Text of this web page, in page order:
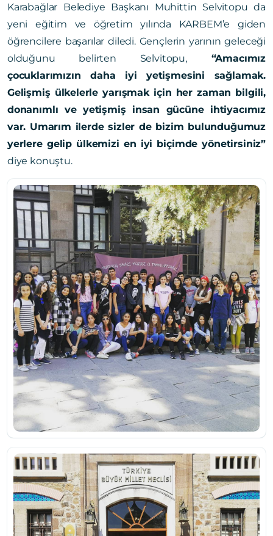
Karabağlar Belediye Başkanı Muhittin Selvitopu da
yeni eğitim ve öğretim yılında KARBEM’e giden
öğrencilere başarılar diledi. Gençlerin yarının geleceği
olduğunu belirten Selvitopu,“Amacımız
çocuklarımızın daha iyi yetişmesini sağlamak.
Gelişmiş ülkelerle yarışmak için her zaman bilgili,
donanımlı ve yetişmiş insan gücüne ihtiyacımız
var. Umarım ilerde sizler de bizim bulunduğumuz
yerlere gelip ülkemizi en iyi biçimde yönetirsiniz”
diye konuştu.